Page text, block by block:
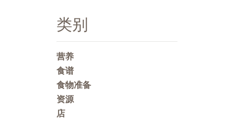
类别
营养
食谱
食物准备
资源
店